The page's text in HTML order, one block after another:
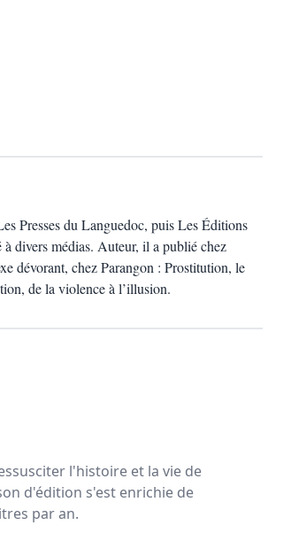
Presses du Languedoc, puis Les Éditions
divers médias. Auteur, il a publié chez
dévorant, chez Parangon : Prostitution, le
de la violence à l’illusion.
l'histoire et la vie de
d'édition s'est enrichie de
par an.